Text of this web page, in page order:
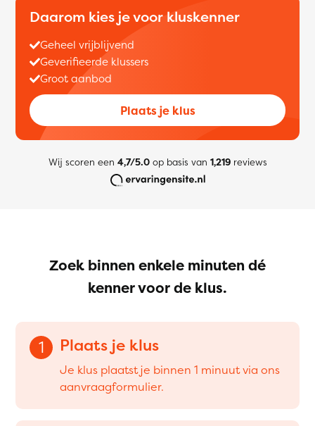
Daarom kies je voor kluskenner
Geheel vrijblijvend
Geverifieerde klussers
Groot aanbod
Plaats je klus
Wij scoren een 4,7/5.0op basis van 1,219reviews
Zoek binnen enkele minuten dé
kenner voor de klus.
1 Plaats je klus
Je klus plaatst je binnen 1 minuut via ons
aanvraagformulier.